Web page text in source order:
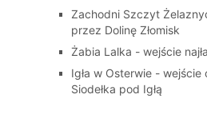
Zachodni Szczyt
przez Dolinę Złomisk
Żabia Lalka - wejście
Igła w Osterwie - wejście
Siodełka pod Igłą